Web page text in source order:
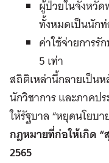
ผู้ป่วยในจังหวัด
ทั้งหมดเป็นนัก
ค่าใช้จ่ายการ
5 เท่า
สถิติเหล่านี้กลายเป็น
นักวิชาการ และภาคป
ให้รัฐบาล “หยุดนโยบ
กฎหมายที่ก่อให้เกิด
2565